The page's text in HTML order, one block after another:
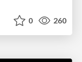
0 260